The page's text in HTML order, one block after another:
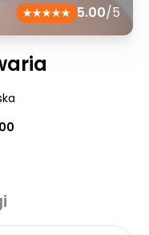
5.00/5